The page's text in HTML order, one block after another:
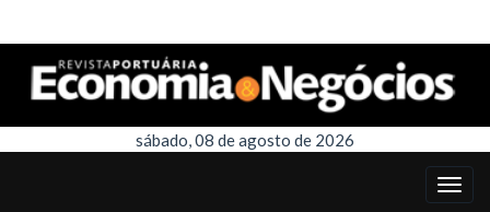
sábado, 08 de agosto de 2026